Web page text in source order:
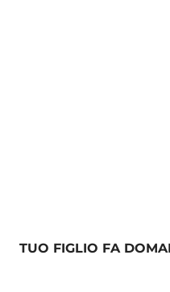
TUO FIGLIO FA